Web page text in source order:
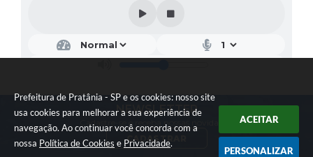
Prefeitura de Pratânia - SP e os cookies: nosso site
usa cookies para melhorar a sua experiência de
navegação. Ao continuar você concorda com a
nossa Política de Cookies e Privacidade.
ACEITAR
PERSONALIZAR
NEWSLETTER
Cadastre-se e receba nossas novidades!
CADASTRAR